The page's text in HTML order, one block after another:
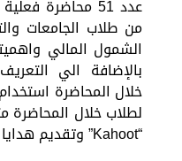
من طلاب الجامعات
الشمول المالي
بالإضافة الي
خلال المحاضرة
لطلاب خلال المحاضرة
“Kahoot” وتقديم هدايا عينية للفائزين بالمسابقة.